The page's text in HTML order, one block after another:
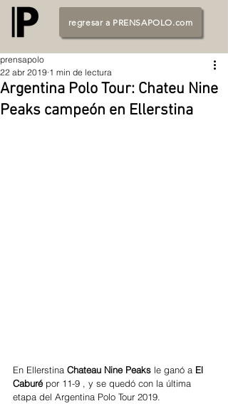
regresar a PRENSAPOLO.com
Argentina Polo Tour: Chateu Nine
Peaks campeón en Ellerstina
prensapolo
22 abr 2019 1 min de lectura
En Ellerstina Chateau Nine Peaks le ganó a El
Caburé por 11-9 , y se quedó con la última
etapa del Argentina Polo Tour 2019.